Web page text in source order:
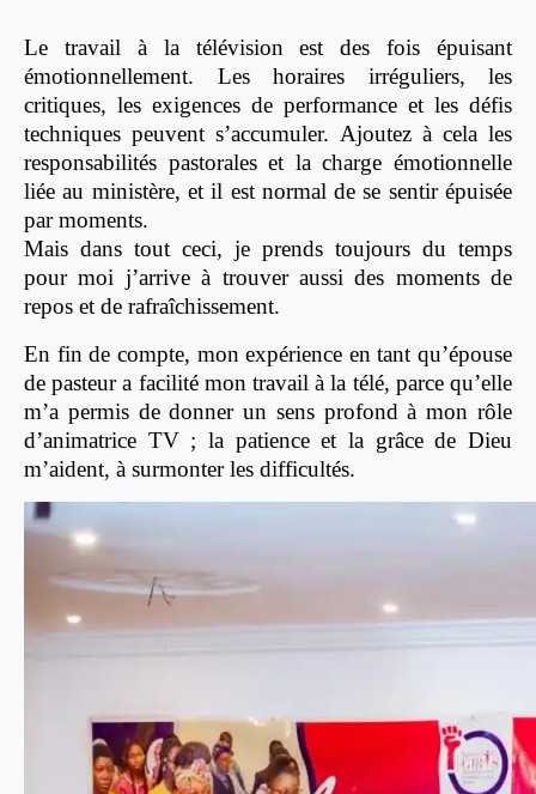
Le travail à la télévision est des fois épuisant
émotionnellement. Les horaires irréguliers, les
critiques, les exigences de performance et les défis
techniques peuvent s’accumuler. Ajoutez à cela les
responsabilités pastorales et la charge émotionnelle
liée au ministère, et il est normal de se sentir épuisée
par moments.
Mais dans tout ceci, je prends toujours du temps
pour moi j’arrive à trouver aussi des moments de
repos et de rafraîchissement.
En fin de compte, mon expérience en tant qu’épouse
de pasteur a facilité mon travail à la télé, parce qu’elle
m’a permis de donner un sens profond à mon rôle
d’animatrice TV ; la patience et la grâce de Dieu
m’aident, à surmonter les difficultés.